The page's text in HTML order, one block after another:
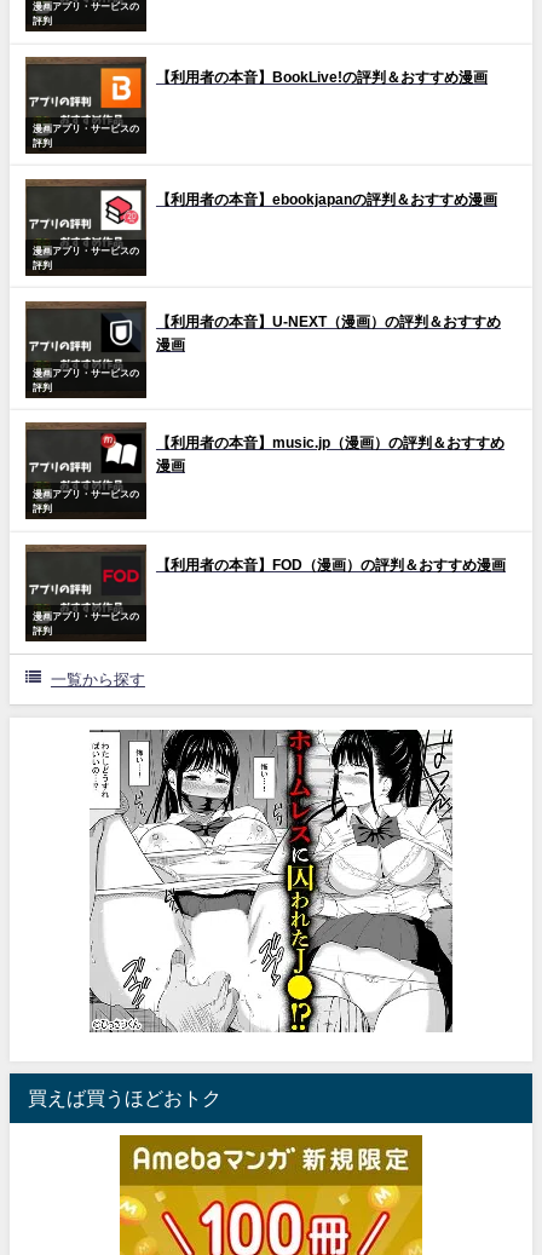
漫画アプリ・サービスの
評判
漫画アプリ・サービスの
評判
【利用者の本音】BookLive!の評判＆おすすめ漫画
漫画アプリ・サービスの
評判
【利用者の本音】ebookjapanの評判＆おすすめ漫画
漫画アプリ・サービスの
評判
【利用者の本音】U-NEXT（漫画）の評判＆おすすめ
漫画
漫画アプリ・サービスの
評判
【利用者の本音】music.jp（漫画）の評判＆おすすめ
漫画
漫画アプリ・サービスの
評判
【利用者の本音】FOD（漫画）の評判＆おすすめ漫画
一覧から探す
買えば買うほどおトク